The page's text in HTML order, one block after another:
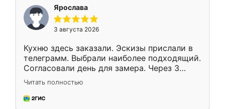
Ярослава
3 августа 2026
Кухню здесь заказали. Эскизы прислали в
телеграмм. Выбрали наиболее подходящий.
Согласовали день для замера. Через 3
недели кухня была уже готова. Остались
довольны работой. Спасибо Ренессанс
мебель за качественную работу!
Читать полностью